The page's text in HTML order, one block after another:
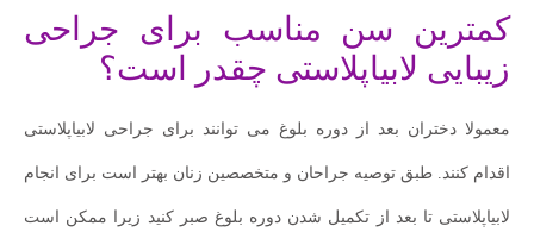
کمترین سن مناسب برای جراحی
زیبایی لابیاپلاستی چقدر است؟
معمولا دختران بعد از دوره بلوغ می توانند برای جراحی لابیاپلاستی
اقدام کنند. طبق توصیه جراحان و متخصصین زنان بهتر است برای انجام
لابیاپلاستی تا بعد از تکمیل شدن دوره بلوغ صبر کنید زیرا ممکن است